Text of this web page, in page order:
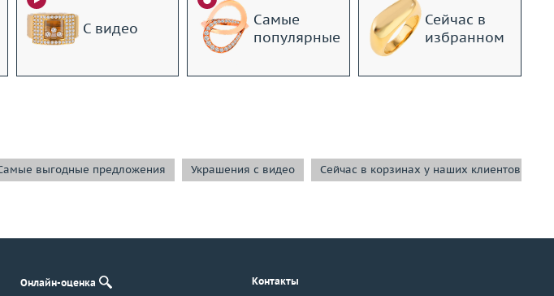
С видео
Самые
популярные
Сейчас в
избранном
выгодные предложения Украшения с видео Сейчас в корзинах у наших клиентов
Онлайн-оценка
Контакты